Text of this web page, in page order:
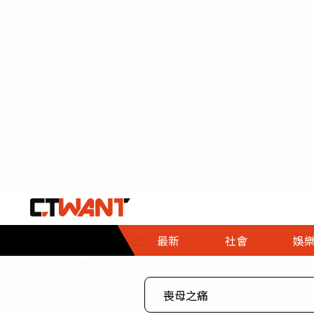
::: 最新 社會
社會首頁
時事
娛樂
娛樂首頁
即時
專題
財經首頁
熱線
３Ｃ
政